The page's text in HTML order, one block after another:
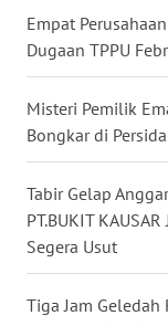
Empat
Dugaan TPPU
Misteri Pemilik
Bongkar di
Tabir Gelap
PT.BUKIT
Segera Usut
Tiga Jam Geledah
WN
JATENG
WN
NUSANTARA
WN